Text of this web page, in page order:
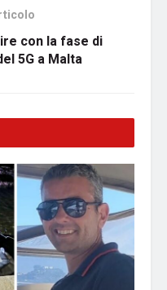
con la fase di
5G a Malta